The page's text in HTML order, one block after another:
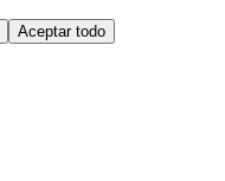
Aceptar todo